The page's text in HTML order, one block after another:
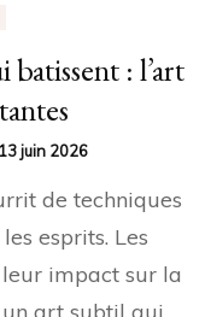
: l’art
13 juin 2026
de techniques
esprits. Les
impact sur la